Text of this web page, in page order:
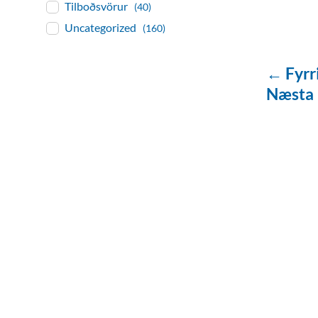
←
Tilboðsvörur (40)
Uncategorized (160)